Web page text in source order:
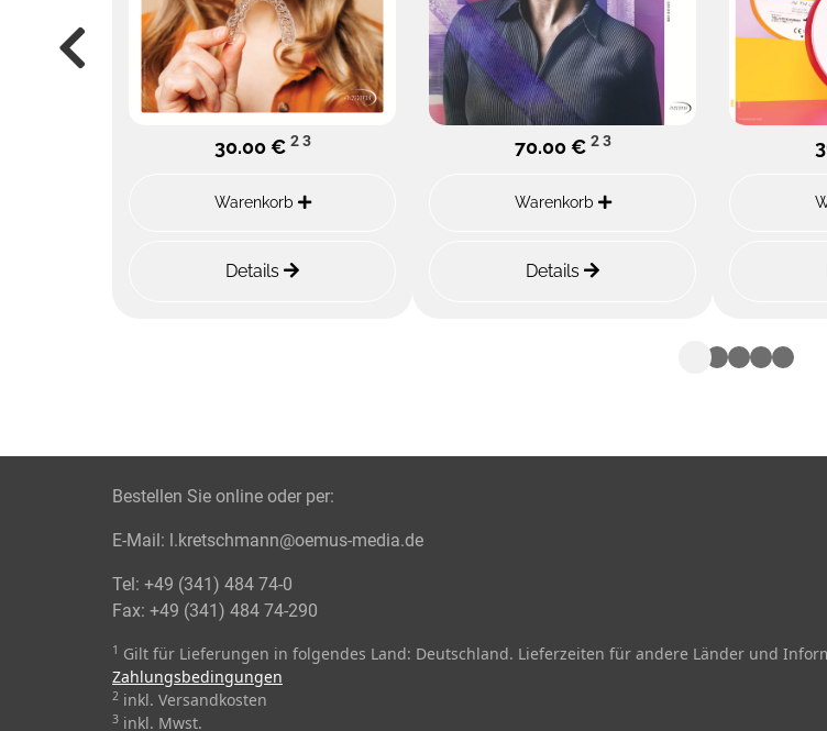
30.00 € 2 3
Warenkorb
Details
70.00 € 2 3
Warenkorb
Details
Bestellen Sie online oder per:
E-Mail: l.kretschmann@oemus-media.de
Tel: +49 (341) 484 74-0
Fax: +49 (341) 484 74-290
1 Gilt für Lieferungen in folgendes Land: Deutschland. Lieferzeiten für andere Länder und
Zahlungsbedingungen
2 inkl. Versandkosten
3 inkl. Mwst.